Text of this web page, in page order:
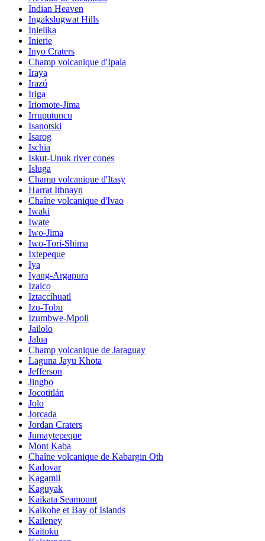
Indian Heaven
Ingakslugwat Hills
Inielika
Inierie
Inyo Craters
Champ volcanique d'Ipala
Iraya
Irazú
Iriga
Iriomote-Jima
Irruputuncu
Isanotski
Isarog
Ischia
Iskut-Unuk river cones
Isluga
Champ volcanique d'Itasy
Harrat Ithnayn
Chaîne volcanique d'Ivao
Iwaki
Iwate
Iwo-Jima
Iwo-Tori-Shima
Ixtepeque
Iya
Iyang-Argapura
Izalco
Iztaccíhuatl
Izu-Tobu
Izumbwe-Mpoli
Jailolo
Jalua
Champ volcanique de Jaraguay
Laguna Jayu Khota
Jefferson
Jingbo
Jocotitlán
Jolo
Jorcada
Jordan Craters
Jumaytepeque
Mont Kaba
Chaîne volcanique de Kabargin Oth
Kadovar
Kagamil
Kaguyak
Kaikata Seamount
Kaikohe et Bay of Islands
Kaileney
Kaitoku